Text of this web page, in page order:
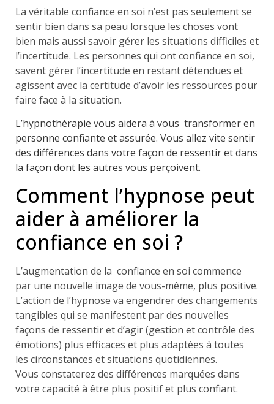
La véritable confiance en soi n’est pas seulement se
sentir bien dans sa peau lorsque les choses vont
bien mais aussi savoir gérer les situations difficiles et
l’incertitude. Les personnes qui ont confiance en soi,
savent gérer l’incertitude en restant détendues et
agissent avec la certitude d’avoir les ressources pour
faire face à la situation.
L’hypnothérapie vous aidera à vous transformer en
personne confiante et assurée. Vous allez vite sentir
des différences dans votre façon de ressentir et dans
la façon dont les autres vous perçoivent.
Comment l’hypnose peut
aider à améliorer la
confiance en soi ?
L’augmentation de la confiance en soi commence
par une nouvelle image de vous-même, plus positive.
L’action de l’hypnose va engendrer des changements
tangibles qui se manifestent par des nouvelles
façons de ressentir et d’agir (gestion et contrôle des
émotions) plus efficaces et plus adaptées à toutes
les circonstances et situations quotidiennes.
Vous constaterez des différences marquées dans
votre capacité à être plus positif et plus confiant.